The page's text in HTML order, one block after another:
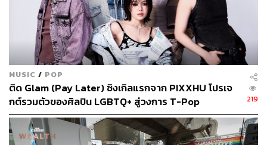
Wine + Burger = ?
What:เปลี่ยนบรรยากาศการชิมไวน์และหม่ำแฮมเบอร์เกอร์
แบบใหม่ๆ Natural Wine ชวนร้านเบอร์เกอร์ดังประจำกรุง
อย่าง Daniel Thaiger มาจับคู่ไวน์ออร์แกนิกกับเบอร์เกอร์กัน
บ้าง โดยมีทั้งการสอนเรื่องของความแตกต่างระหว่างไวน์
MUSIC / POP
ติด Glam (Pay Later) ซิงเกิลแรกจาก PIXXHU โปรเจ
กต์รวมตัวของศิลปิน LGBTQ+ สู่วงการ T-Pop
219